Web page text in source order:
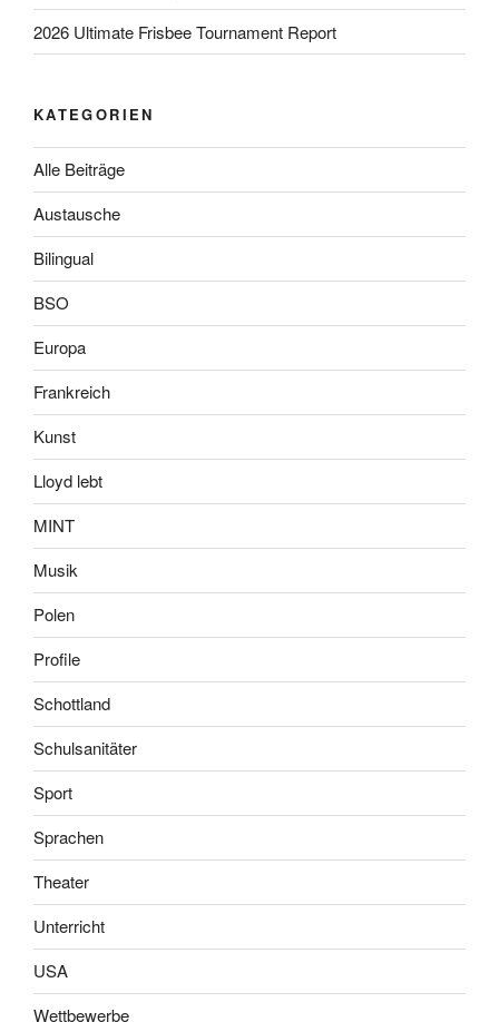
2026 Ultimate Frisbee Tournament Report
KATEGORIEN
Alle Beiträge
Austausche
Bilingual
BSO
Europa
Frankreich
Kunst
Lloyd lebt
MINT
Musik
Polen
Profile
Schottland
Schulsanitäter
Sport
Sprachen
Theater
Unterricht
USA
Wettbewerbe